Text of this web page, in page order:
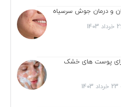
پوست های خشک